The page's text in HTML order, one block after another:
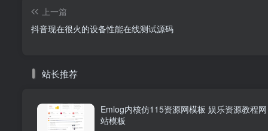
上一篇
抖音现在很火的设备性能在线测试源码
站长推荐
Emlog内核仿115资源网模板 娱乐资源教程网
站模板